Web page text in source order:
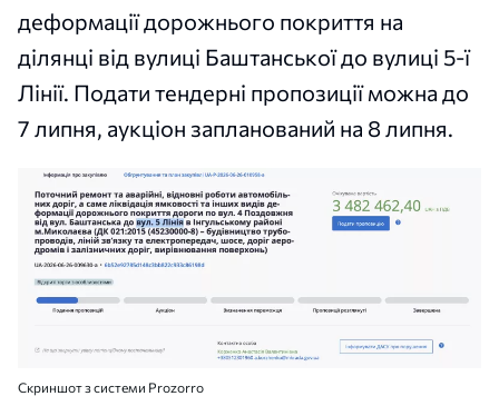
деформації дорожнього покриття на
ділянці від вулиці Баштанської до вулиці 5-ї
Лінії. Подати тендерні пропозиції можна до
7 липня, аукціон запланований на 8 липня.
Скриншот з системи Prozorro